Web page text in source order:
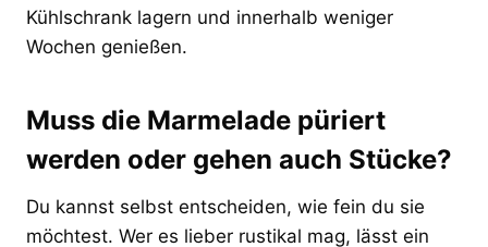
Kühlschrank lagern und innerhalb weniger
Wochen genießen.
Muss die Marmelade püriert
werden oder gehen auch Stücke?
Du kannst selbst entscheiden, wie fein du sie
möchtest. Wer es lieber rustikal mag, lässt ein